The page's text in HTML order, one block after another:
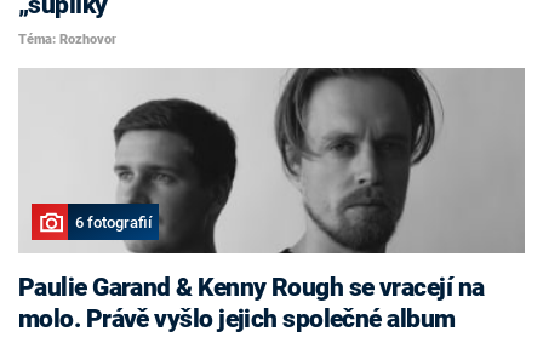
Téma: Rozhovor
6 fotografií
Paulie Garand & Kenny Rough se vracejí na
molo. Právě vyšlo jejich společné album